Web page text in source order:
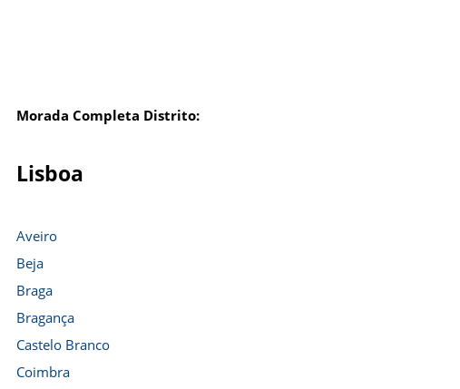
Morada Completa Distrito:
Lisboa
Aveiro
Beja
Braga
Bragança
Castelo Branco
Coimbra